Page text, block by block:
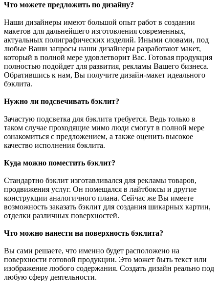
Что можете предложить по дизайну?
Наши дизайнеры имеют большой опыт работ в создании
макетов для дальнейшего изготовления современных,
актуальных полиграфических изделий. Иными словами, под
любые Ваши запросы наши дизайнеры разработают макет,
который в полной мере удовлетворит Вас. Готовая продукция
полностью подойдет для развития, рекламы Вашего бизнеса.
Обратившись к нам, Вы получите дизайн-макет идеального
бэклита.
Нужно ли подсвечивать бэклит?
Зачастую подсветка для бэклита требуется. Ведь только в
таком случае проходящие мимо люди смогут в полной мере
ознакомиться с предложением, а также оценить высокое
качество исполнения бэклита.
Куда можно поместить бэклит?
Стандартно бэклит изготавливался для рекламы товаров,
продвижения услуг. Он помещался в лайтбоксы и другие
конструкции аналогичного плана. Сейчас же Вы имеете
возможность заказать бэклит для создания шикарных картин,
отделки различных поверхностей.
Что можно нанести на поверхность бэклита?
Вы сами решаете, что именно будет расположено на
поверхности готовой продукции. Это может быть текст или
изображение любого содержания. Создать дизайн реально под
любую сферу деятельности.